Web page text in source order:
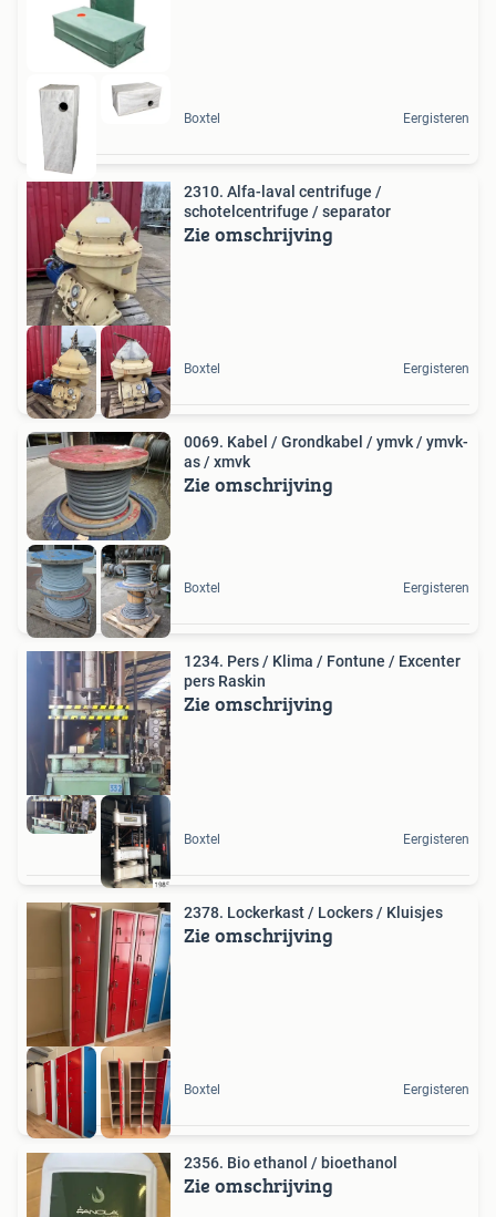
Boxtel Eergisteren
2310. Alfa-laval centrifuge /
schotelcentrifuge / separator
Zie omschrijving
Boxtel Eergisteren
0069. Kabel / Grondkabel / ymvk / ymvk-
as / xmvk
Zie omschrijving
Boxtel Eergisteren
1234. Pers / Klima / Fontune / Excenter
pers Raskin
Zie omschrijving
Boxtel Eergisteren
2378. Lockerkast / Lockers / Kluisjes
Zie omschrijving
Boxtel Eergisteren
2356. Bio ethanol / bioethanol
Zie omschrijving